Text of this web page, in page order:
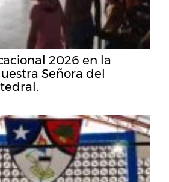
2026 en la
Señora del